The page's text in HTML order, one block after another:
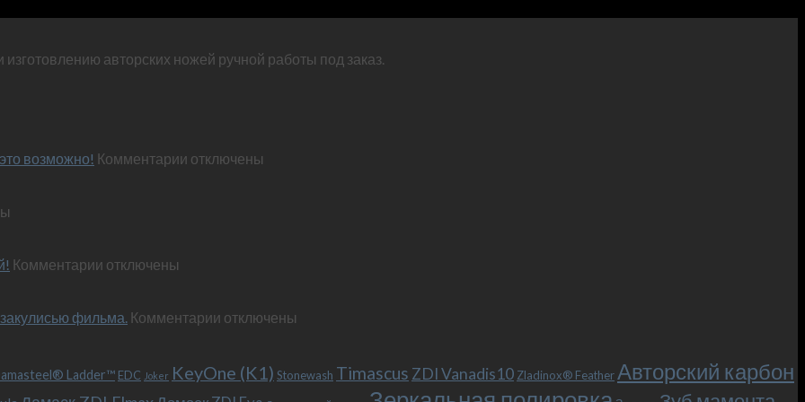
авторских ножей ручной работы под заказ.
возможно! Комментарии к
это
отключены
Комментарии к
«Фродо».
больстером
отключены
фильма. Комментарии к
Макс
(Mad
отключены
Ladder™ EDC Joker KeyOne (K1) Stonewash Timascus ZDI Vanadis10 Zladinox® FeatherАвторский карбон